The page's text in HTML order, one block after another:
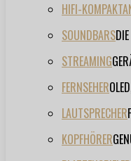
HIFI-
SOUNDBARS
STREAMING
FERNSEHER
LAUTSPRECHER
KOPFHÖRER